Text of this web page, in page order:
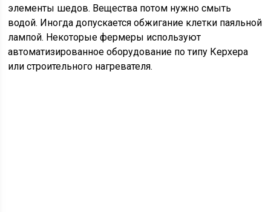
элементы шедов. Вещества потом нужно смыть
водой. Иногда допускается обжигание клетки паяльной
лампой. Некоторые фермеры используют
автоматизированное оборудование по типу Керхера
или строительного нагревателя.